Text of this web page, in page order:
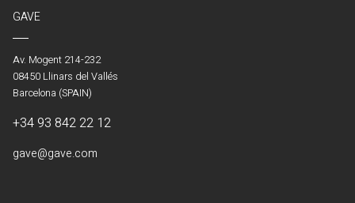
GAVE
Av. Mogent 214-232
08450 Llinars del Vallés
Barcelona (SPAIN)
+34 93 842 22 12
gave@gave.com